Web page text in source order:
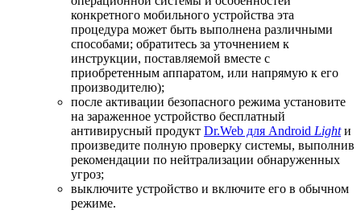
конкретного мобильного устройства эта
процедура может быть выполнена различными
способами; обратитесь за уточнением к
инструкции, поставляемой вместе с
приобретенным аппаратом, или напрямую к его
производителю);
после активации безопасного режима установите
на зараженное устройство бесплатный
антивирусный продукт Dr.Web для Android Lightи
произведите полную проверку системы, выполнив
рекомендации по нейтрализации обнаруженных
угроз;
выключите устройство и включите его в обычном
режиме.